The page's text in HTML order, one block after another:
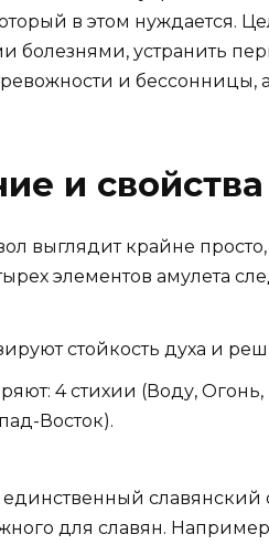
в этом нуждается.
болезнями, устранить
и бессонницы,
и
выглядит крайне
элементов амулета
стойкость духа и
4 стихии (Воду,
Восток).
славянский
для славян.